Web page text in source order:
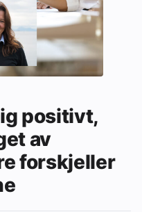
positivt,
av
forskjeller